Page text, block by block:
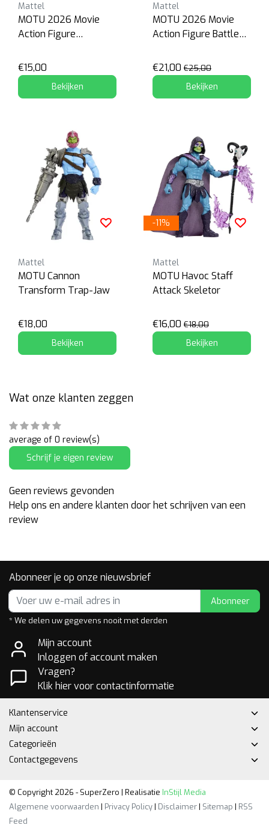
Mattel
MOTU 2026 Movie
Action Figure
€15,00
Bekijken
Mattel
MOTU 2026 Movie
Action Figure Battle
€21,00 €25,00
Bekijken
Mattel
MOTU Cannon
Transform Trap-Jaw
€18,00
Bekijken
-11%
Mattel
MOTU Havoc Staff
Attack Skeletor
€16,00 €18,00
Bekijken
Wat onze klanten zeggen
average of 0 review(s)
Schrijf je eigen review
Geen reviews gevonden
Help ons en andere klanten door het schrijven van een
review
Abonneer je op onze nieuwsbrief
Abonneer
* We delen uw gegevens nooit met derden
Mijn account
Inloggen of account maken
Vragen?
Klik hier voor contactinformatie
Klantenservice
Mijn account
Categorieën
Contactgegevens
© Copyright 2026 - SuperZero | Realisatie InStijl Media
Algemene voorwaarden | Privacy Policy| Disclaimer| Sitemap | RSS
Feed